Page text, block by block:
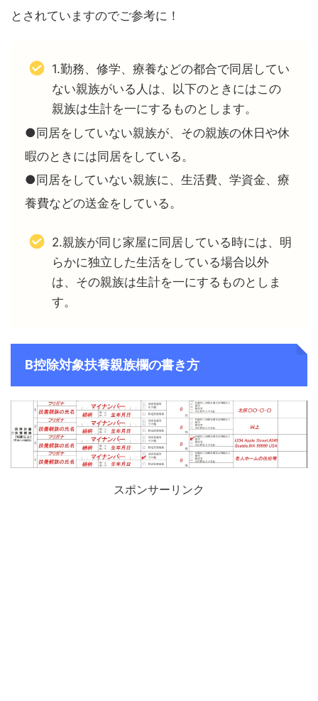
とされていますのでご参考に！
1.勤務、修学、療養などの都合で同居してい
ない親族がいる人は、以下のときにはこの
親族は生計を一にするものとします。
●同居をしていない親族が、その親族の休日や休
暇のときには同居をしている。
●同居をしていない親族に、生活費、学資金、療
養費などの送金をしている。
2.親族が同じ家屋に同居している時には、明
らかに独立した生活をしている場合以外
は、その親族は生計を一にするものとしま
す。
B控除対象扶養親族欄の書き方
スポンサーリンク